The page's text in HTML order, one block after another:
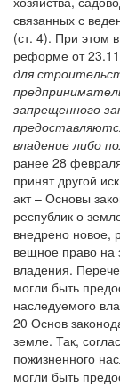
связанных с
(ст. 4). При этом
реформе от
для
запрещенного
владение либо
ранее 28
принят другой
акт – Основы
республик о
внедрено новое,
вещное право на
владения.
могли быть
наследуемого
20 Основ
земле. Так,
пожизненного
могли быть